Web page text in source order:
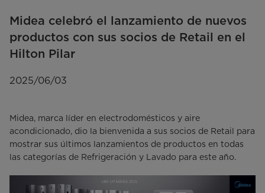
Midea celebró el lanzamiento de nuevos
productos con sus socios de Retail en el
Hilton Pilar
2025/06/03
Midea, marca líder en electrodomésticos y aire
acondicionado, dio la bienvenida a sus socios de Retail para
mostrar sus últimos lanzamientos de productos en todas
las categorías de Refrigeración y Lavado para este año.